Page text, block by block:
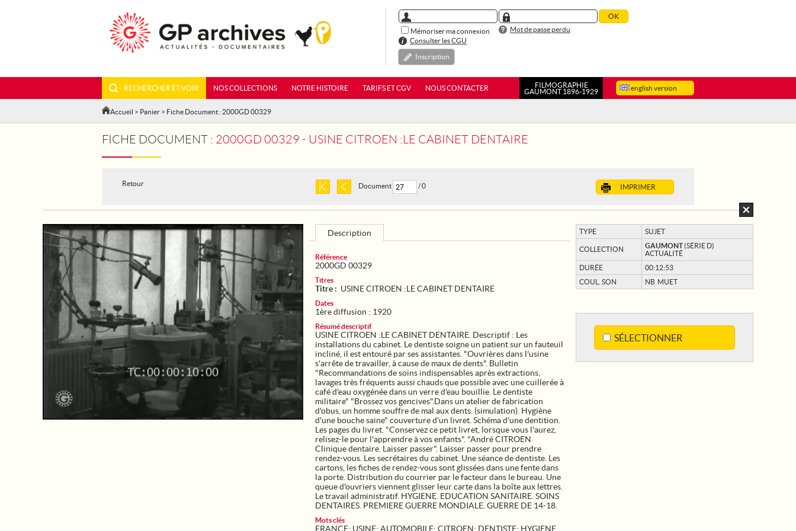
Mémoriser ma connexion
Mot de passe perdu
Consulter les CGU
Inscription
english version
RECHERCHER ET VOIR NOS COLLECTIONS NOTRE HISTOIRE TARIFS ET CGV NOUS CONTACTER
FILMOGRAPHIE
GAUMONT 1896-1929
Accueil > Panier > Fiche Document : 2000GD 00329
FICHE DOCUMENT : 2000GD 00329 - USINE CITROEN :LE CABINET DENTAIRE
Retour IMPRIMER
Document / 0
TYPE SUJET
COLLECTION GAUMONT(SÉRIE D)
ACTUALITÉ
DURÉE
00:12:53
COUL. SON
NB MUET
SÉLECTIONNER
Description
Référence
2000GD 00329
Titres
Titre : USINE CITROEN :LE CABINET DENTAIRE
Dates
1ère diffusion : 1920
Résumé descriptif
USINE CITROEN :LE CABINET DENTAIRE. Descriptif : Les
installations du cabinet. Le dentiste soigne un patient sur un fauteuil
incliné, il est entouré par ses assistantes. "Ouvrières dans l'usine
s'arrête de travailler, à cause de maux de dents". Bulletin
"Recommandations de soins indispensables après extractions,
lavages très fréquents aussi chauds que possible avec une cuillerée à
café d'eau oxygénée dans un verre d'eau bouillie. Le dentiste
militaire" "Brossez vos gencives".Dans un atelier de fabrication
d'obus, un homme souffre de mal aux dents. (simulation). Hygiène
d'une bouche saine" couverture d'un livret. Schéma d'une dentition.
Les pages du livret. "Conservez ce petit livret, lorsque vous l'aurez,
relisez-le pour l'apprendre à vos enfants". "André CITROEN
Clinique dentaire. Laisser passer". Laisser passer pour prendre
rendez-vous. Les secrétaires du cabinet. Une séance de dentiste. Les
cartons, les fiches de rendez-vous sont glissées dans une fente dans
la porte. Distribution du courrier par le facteur dans le bureau. Une
queue d'ouvriers viennent glisser leur carte dans la boîte aux lettres.
Le travail administratif. HYGIENE. EDUCATION SANITAIRE. SOINS
DENTAIRES. PREMIERE GUERRE MONDIALE. GUERRE DE 14-18.
Mots clés
FRANCE; USINE; AUTOMOBILE; CITROEN; DENTISTE; HYGIENE